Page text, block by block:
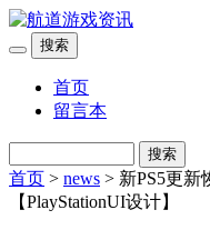
搜索
首页
留言本
搜索
首页 > news > 新PS5更
【PlayStationUI设计】